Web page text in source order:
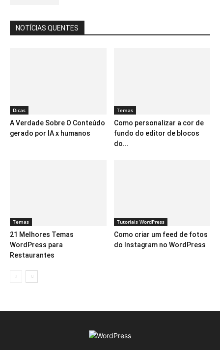
NOTÍCIAS QUENTES
Dicas
A Verdade Sobre O Conteúdo
gerado por IA x humanos
Temas
Como personalizar a cor de
fundo do editor de blocos
do...
Temas
21 Melhores Temas
WordPress para
Restaurantes
Tutoriais WordPress
Como criar um feed de fotos
do Instagram no WordPress